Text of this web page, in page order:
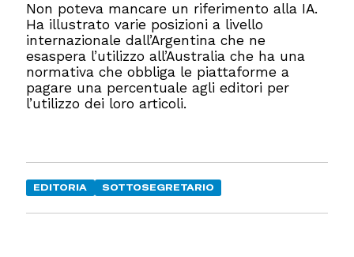
Non poteva mancare un riferimento alla IA.
Ha illustrato varie posizioni a livello
internazionale dall’Argentina che ne
esaspera l’utilizzo all’Australia che ha una
normativa che obbliga le piattaforme a
pagare una percentuale agli editori per
l’utilizzo dei loro articoli.
EDITORIA SOTTOSEGRETARIO